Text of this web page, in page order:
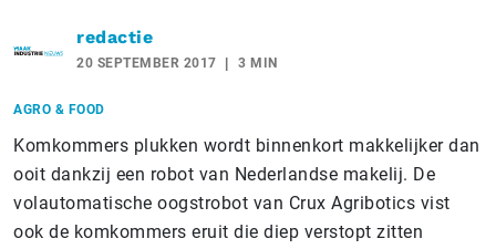
redactie
20 SEPTEMBER 2017 3 MIN
AGRO & FOOD
Komkommers plukken wordt binnenkort makkelijker dan
ooit dankzij een robot van Nederlandse makelij. De
volautomatische oogstrobot van Crux Agribotics vist
ook de komkommers eruit die diep verstopt zitten